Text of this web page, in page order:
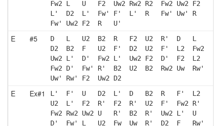
Fw2 L   U   F2  Uw2 Rw2 R2  Fw2 Uw2 F2
L'  D2  L'  Fw' F'  L'  R   Fw' Uw' R
Fw' Uw2 F2  R   U'
E #5
D   L   U2  B2  R   F2  U2  R'  D   L
D2  B2  F   U2  F'  D2  U2  F'  L2  Fw2
Uw2 L'  D'  Fw2 L'  Uw2 F2  D'  F2  L2
Fw2 D'  Fw' R'  B2  U2  B2  Rw2 Uw  Rw'
Uw' Rw' F2  Uw2 D2
E Ex#1
L'  F'  U   D2  L'  D   B2  R   F'  L2
U2  L'  F2  R'  F2  R'  U2  F'  Fw2 R'
Fw2 Rw2 Uw2 U   R'  B2  R'  Uw2 L'  U
D'  Fw' L   U2  Fw  Uw  R'  D2  F   Rw'